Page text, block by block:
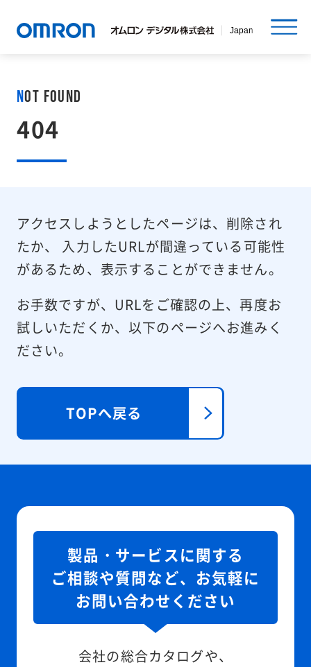
Not Found
404
アクセスしようとしたページは、削除され
たか、
入力したURLが間違っている可能性
があるため、表示することができません。
お手数ですが、URLをご確認の上、再度お
試しいただくか、以下のページへお進みく
ださい。
TOPへ戻る
製品・サービスに関する
ご相談や質問など、お気軽に
お問い合わせください
会社の総合カタログや、